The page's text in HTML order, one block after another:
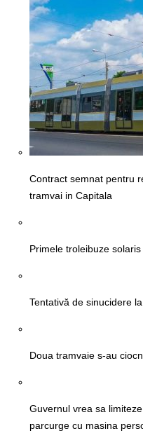
Contract semnat pentru
tramvai in Capitala
Primele troleibuze
Tentativă de sinucidere
Doua tramvaie s-au
Guvernul vrea sa
parcurge cu masina